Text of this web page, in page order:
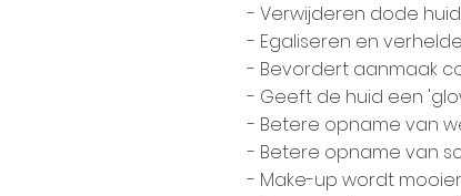
- Verwijderen dode
- Egaliseren en
- Bevordert aanmaak
- Geeft de huid een
- Betere opname van
- Betere opname van
- Make-up wordt